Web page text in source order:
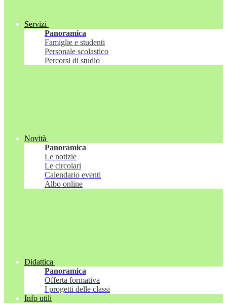
Servizi
Panoramica
Famiglie e studenti
Personale scolastico
Percorsi di studio
Novità
Panoramica
Le notizie
Le circolari
Calendario eventi
Albo online
Didattica
Panoramica
Offerta formativa
I progetti delle classi
Info utili